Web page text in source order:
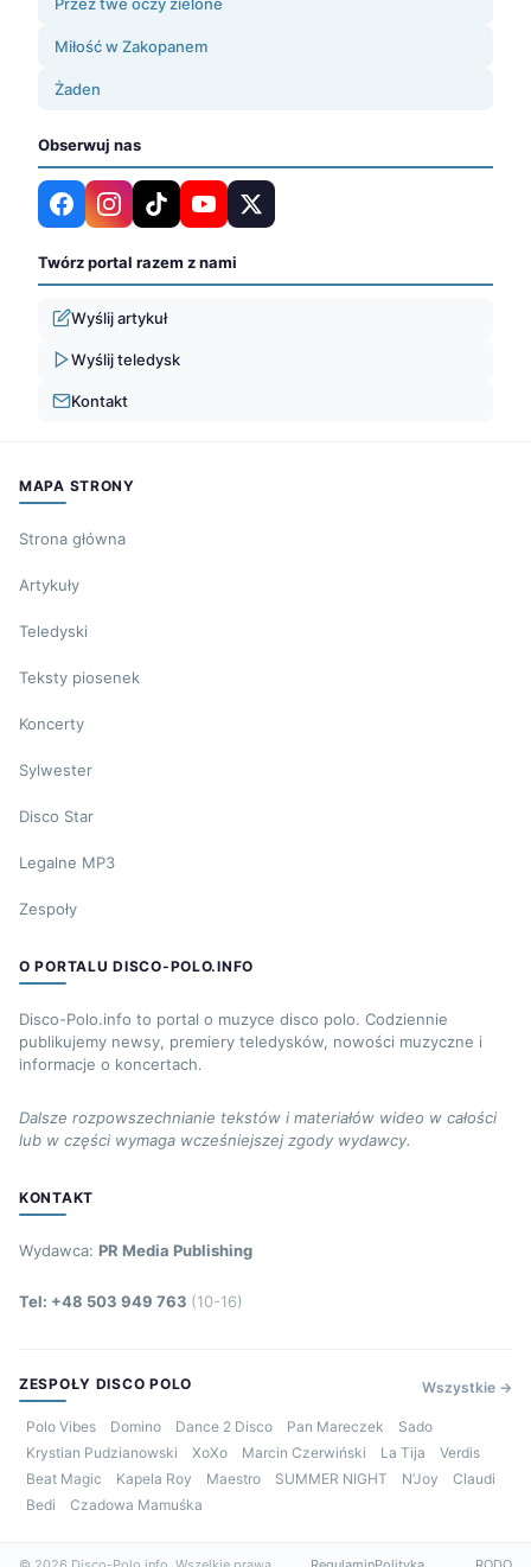
Miłość w Zakopanem
Żaden
Obserwuj nas
Twórz portal razem z nami
Wyślij artykuł
Wyślij teledysk
Kontakt
MAPA STRONY
Strona główna
Artykuły
Teledyski
Teksty piosenek
Koncerty
Sylwester
Disco Star
Legalne MP3
Zespoły
O PORTALU DISCO-POLO.INFO
Disco-Polo.info to portal o muzyce disco polo. Codziennie
publikujemy newsy, premiery teledysków, nowości muzyczne i
informacje o koncertach.
Dalsze rozpowszechnianie tekstów i materiałów wideo w całości
lub w części wymaga wcześniejszej zgody wydawcy.
KONTAKT
Wydawca: PR Media Publishing
Tel: +48 503 949 763 (10-16)
ZESPOŁY DISCO POLO Wszystkie →
Polo Vibes Domino Dance 2 Disco Pan Mareczek
Sado
Krystian Pudzianowski
XoXo Marcin Czerwiński La Tija
Verdis
Beat Magic
Kapela Roy Maestro SUMMER NIGHT N’Joy
Claudi
Bedi
Czadowa Mamuśka